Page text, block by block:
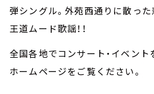
弾シングル。外苑西通りに散った
王道ムード歌謡！！
全国各地でコンサート・イベント
ホームページをご覧ください。